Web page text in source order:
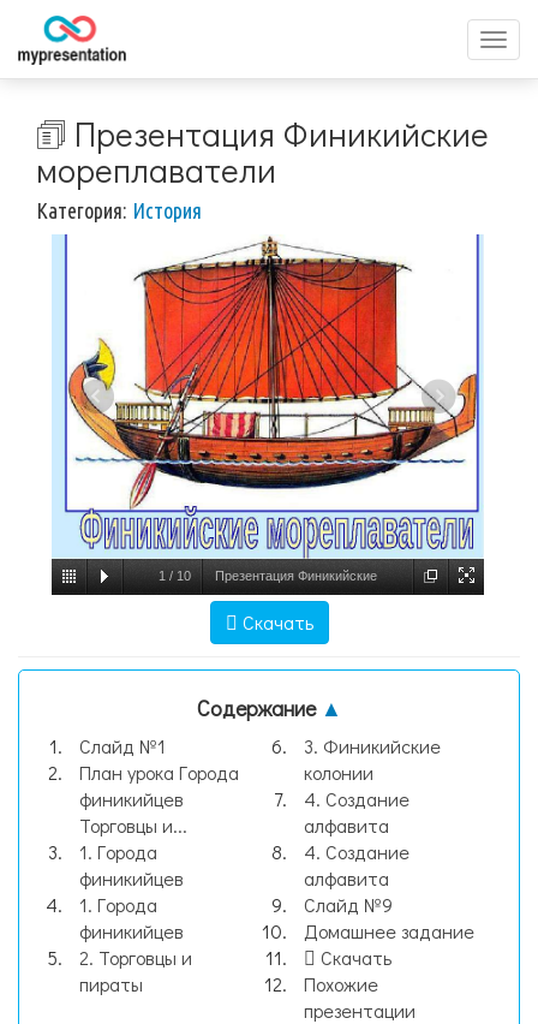
меню
🗊 Презентация Финикийские
мореплаватели
Категория: История
1 / 10 Презентация Финикийские
Скачать
Содержание ▲
Слайд №1
План урока Города
финикийцев
Торговцы и...
1. Города
финикийцев
1. Города
финикийцев
2. Торговцы и
пираты
3. Финикийские
колонии
4. Создание
алфавита
4. Создание
алфавита
Слайд №9
Домашнее задание
Скачать
Похожие
презентации